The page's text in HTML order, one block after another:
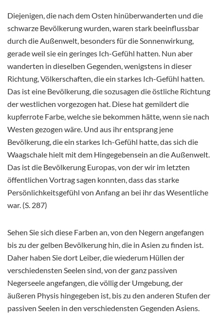
Diejenigen, die nach dem Osten hinüberwanderten und die
schwarze Bevölkerung wurden, waren stark beeinflussbar
durch die Außenwelt, besonders für die Sonnenwirkung,
gerade weil sie ein geringes Ich-Gefühl hatten. Nun aber
wanderten in dieselben Gegenden, wenigstens in dieser
Richtung, Völkerschaften, die ein starkes Ich-Gefühl hatten.
Das ist eine Bevölkerung, die sozusagen die östliche Richtung
der westlichen vorgezogen hat. Diese hat gemildert die
kupferrote Farbe, welche sie bekommen hätte, wenn sie nach
Westen gezogen wäre. Und aus ihr entsprang jene
Bevölkerung, die ein starkes Ich-Gefühl hatte, das sich die
Waagschale hielt mit dem Hingegebensein an die Außenwelt.
Das ist die Bevölkerung Europas, von der wir im letzten
öffentlichen Vortrag sagen konnten, dass das starke
Persönlichkeitsgefühl von Anfang an bei ihr das Wesentliche
war. (S. 287)
Sehen Sie sich diese Farben an, von den Negern angefangen
bis zu der gelben Bevölkerung hin, die in Asien zu finden ist.
Daher haben Sie dort Leiber, die wiederum Hüllen der
verschiedensten Seelen sind, von der ganz passiven
Negerseele angefangen, die völlig der Umgebung, der
äußeren Physis hingegeben ist, bis zu den anderen Stufen der
passiven Seelen in den verschiedensten Gegenden Asiens.